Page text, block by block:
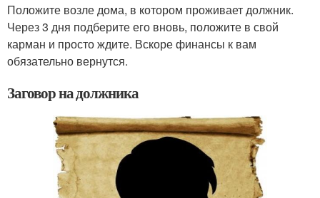
Положите возле дома, в котором проживает должник.
Через 3 дня подберите его вновь, положите в свой
карман и просто ждите. Вскоре финансы к вам
обязательно вернутся.
Заговор на должника